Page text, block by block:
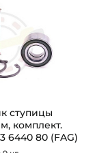
ступицы
комплект.
6440 80 (FAG)